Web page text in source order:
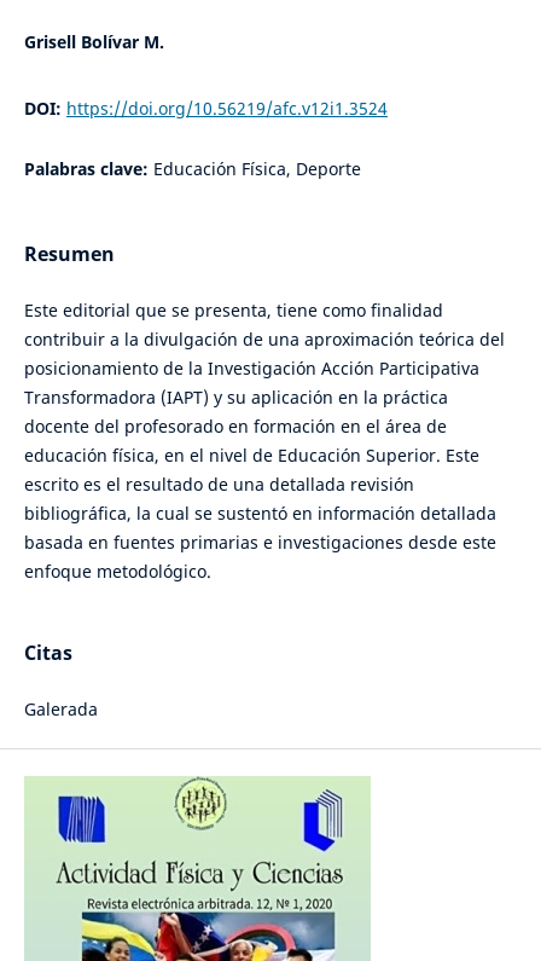
Grisell Bolívar M.
DOI: https://doi.org/10.56219/afc.v12i1.3524
Palabras clave: Educación Física, Deporte
Resumen
Este editorial que se presenta, tiene como finalidad
contribuir a la divulgación de una aproximación teórica del
posicionamiento de la Investigación Acción Participativa
Transformadora (IAPT) y su aplicación en la práctica
docente del profesorado en formación en el área de
educación física, en el nivel de Educación Superior. Este
escrito es el resultado de una detallada revisión
bibliográfica, la cual se sustentó en información detallada
basada en fuentes primarias e investigaciones desde este
enfoque metodológico.
Citas
Galerada